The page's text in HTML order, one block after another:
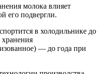
молока влияет
его подвергли.
в холодильнике до
хранения
— до года при